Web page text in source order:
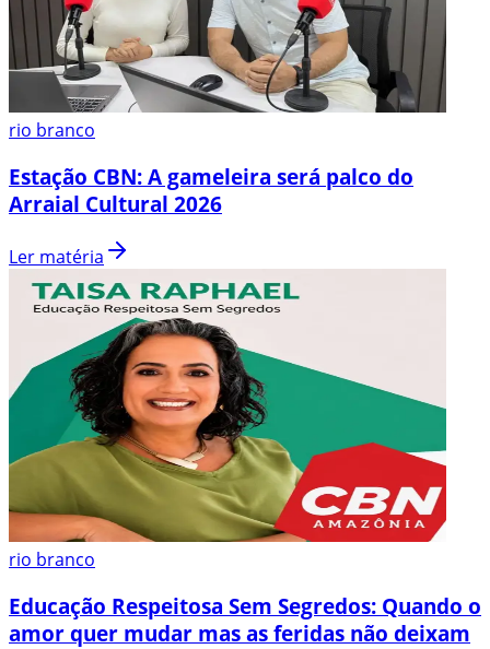
rio branco
Estação CBN: A gameleira será palco do
Arraial Cultural 2026
Ler matéria
rio branco
Educação Respeitosa Sem Segredos: Quando o
amor quer mudar mas as feridas não deixam